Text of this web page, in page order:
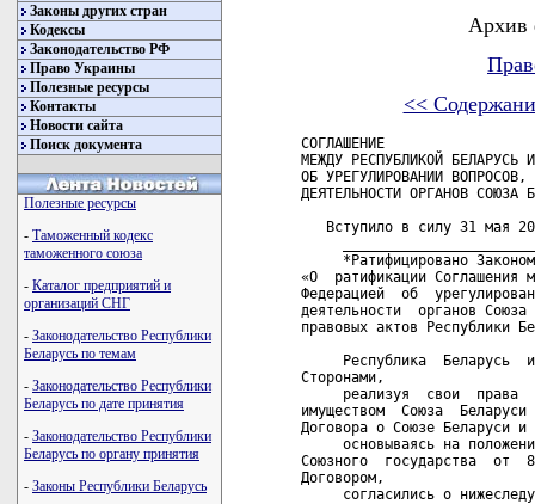
Законы других стран
Кодексы
Законодательство РФ
Право Украины
Полезные ресурсы
Контакты
Новости сайта
Поиск документа
Полезные ресурсы
- Таможенный кодекс
таможенного союза
- Каталог предприятий и
организаций СНГ
- Законодательство Республики
Беларусь по темам
- Законодательство Республики
Беларусь по дате принятия
- Законодательство Республики
Беларусь по органу принятия
- Законы Республики Беларусь
Архив
<<
СОГЛАШЕНИЕ
МЕЖДУ РЕСПУБЛИКОЙ БЕЛАРУСЬ
ОБ УРЕГУЛИРОВАНИИ ВОПРОСОВ,
ДЕЯТЕЛЬНОСТИ ОРГАНОВ СОЮЗА
Вступило в силу 31 мая
*Ратифицировано
«О  ратификации Соглашения
Федерацией  об
деятельности  органов
правовых актов
Республика  Беларусь
Сторонами,
реализуя  свои  права
имуществом  Союза
Договора о Союзе Беларуси
основываясь на
Союзного  государства  от
Договором,
согласились о